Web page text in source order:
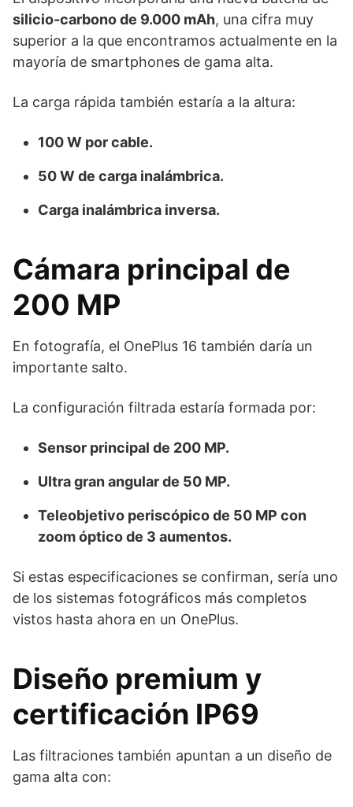
silicio-carbono de 9.000 mAh, una cifra muy
superior a la que encontramos actualmente en la
mayoría de smartphones de gama alta.
La carga rápida también estaría a la altura:
100 W por cable.
50 W de carga inalámbrica.
Carga inalámbrica inversa.
Cámara principal de
200 MP
En fotografía, el OnePlus 16 también daría un
importante salto.
La configuración filtrada estaría formada por:
Sensor principal de 200 MP.
Ultra gran angular de 50 MP.
Teleobjetivo periscópico de 50 MP con
zoom óptico de 3 aumentos.
Si estas especificaciones se confirman, sería uno
de los sistemas fotográficos más completos
vistos hasta ahora en un OnePlus.
Diseño premium y
certificación IP69
Las filtraciones también apuntan a un diseño de
gama alta con: